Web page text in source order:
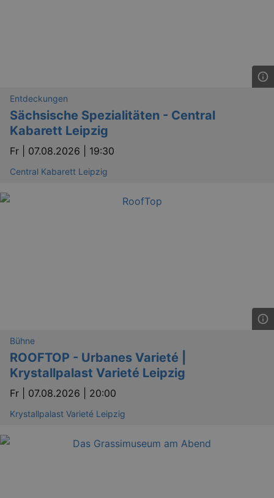
Entdeckungen
Sächsische Spezialitäten - Central
Kabarett Leipzig
Fr | 07.08.2026 | 19:30
Central Kabarett Leipzig
Bühne
ROOFTOP - Urbanes Varieté |
Krystallpalast Varieté Leipzig
Fr | 07.08.2026 | 20:00
Krystallpalast Varieté Leipzig